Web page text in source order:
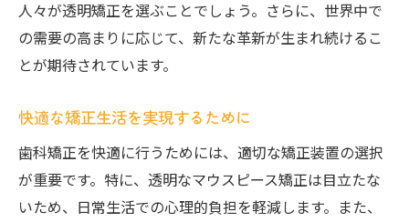
初めての矯正をスムーズに始めるには
妙典駅周辺でのサポート体制の充実
矯正中でも安心な生活を送るために
人々が透明矯正を選ぶことでしょう。さらに、世界中で
の需要の高まりに応じて、新たな革新が生まれ続けるこ
とが期待されています。
快適な矯正生活を実現するために
歯科矯正を快適に行うためには、適切な矯正装置の選択
が重要です。特に、透明なマウスピース矯正は目立たな
いため、日常生活での心理的負担を軽減します。また、